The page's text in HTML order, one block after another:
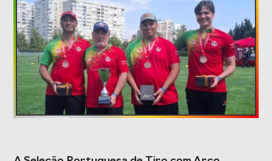
Serviços
Balcão das
Federações
Seguros
Desportivos
Formação